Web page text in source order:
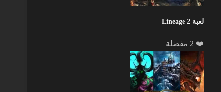
لعبة Lineage 2
❤️ 2 مفضلة